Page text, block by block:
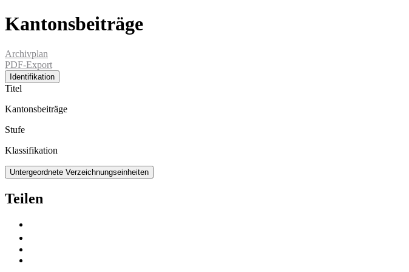
Kantonsbeiträge
Archivplan
PDF-Export
Identifikation
Titel
Kantonsbeiträge
Stufe
Klassifikation
Untergeordnete Verzeichnungseinheiten
Teilen